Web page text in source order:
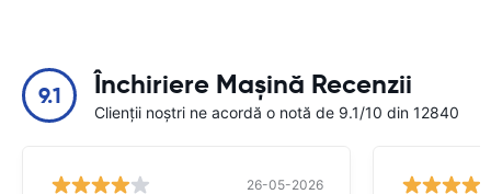
9.1 Închiriere Mașină Recenzii
Clienții noștri ne acordă o notă de 9.1/10 din 12840
26-05-2026